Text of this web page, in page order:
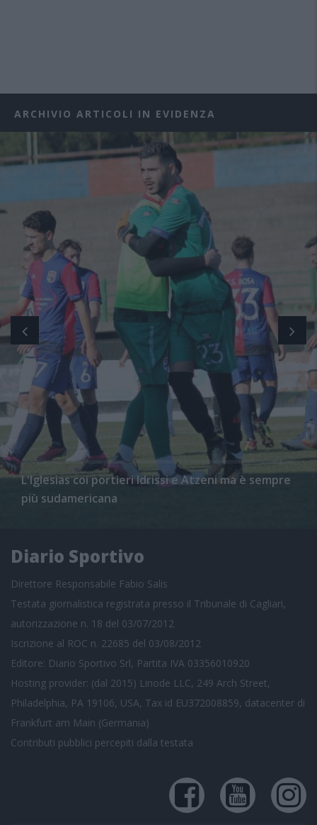
ARCHIVIO ARTICOLI IN EVIDENZA
L'Iglesias coi portieri Idrissi e Atzeni ma è sempre
più sudamericana
Diario Sportivo
Direttore Responsabile Fabio Salis
Testata giornalistica registrata presso il Tribunale di Cagliari,
autorizzazione n. 18 del 03/07/2012
Iscrizione al ROC n. 22685 del 03/08/2012
Editore: Diario Sportivo Srl, Partita IVA 03356010920
Hosting provider: (dal 2015) Linode LLC, 249 Arch Street,
Philadelphia, PA 19106, USA, Tax id EU372008859, datacenter di
Frankfurt am Main (Germania)
Contributi pubblici percepiti dalla testata